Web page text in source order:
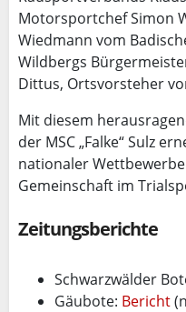
Motorsportchef Simon
Wiedmann vom
Wildbergs
Dittus, Ortsvorsteher
Mit diesem
der MSC „Falke“ Sulz
nationaler
Gemeinschaft im
Zeitungsberichte
Schwarzwälder
Gäubote: Bericht